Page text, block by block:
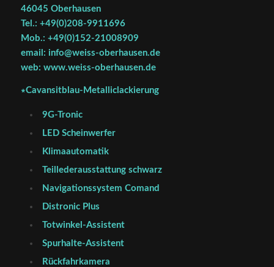
46045 Oberhausen
Tel.: +49(0)208-9911696
Mob.: +49(0)152-21008909
email: info@weiss-oberhausen.de
web: www.weiss-oberhausen.de
∗Cavansitblau-Metalliclackierung
9G-Tronic
LED Scheinwerfer
Klimaautomatik
Teillederausstattung schwarz
Navigationssystem Comand
Distronic Plus
Totwinkel-Assistent
Spurhalte-Assistent
Rückfahrkamera